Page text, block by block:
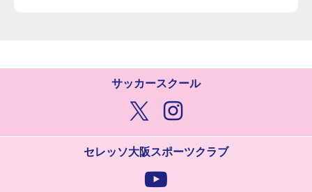
サッカースクール
セレッソ大阪スポーツクラブ